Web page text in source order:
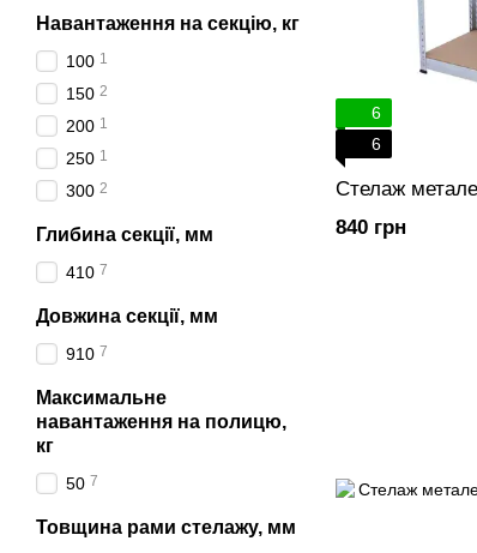
6
6
Стелаж
840 грн
Навантаження на секцію, кг
100 1
150 2
200 1
250 1
300 2
Глибина секції, мм
410 7
Довжина секції, мм
910 7
Максимальне
навантаження на полицю,
кг
50 7
Товщина рами стелажу, мм